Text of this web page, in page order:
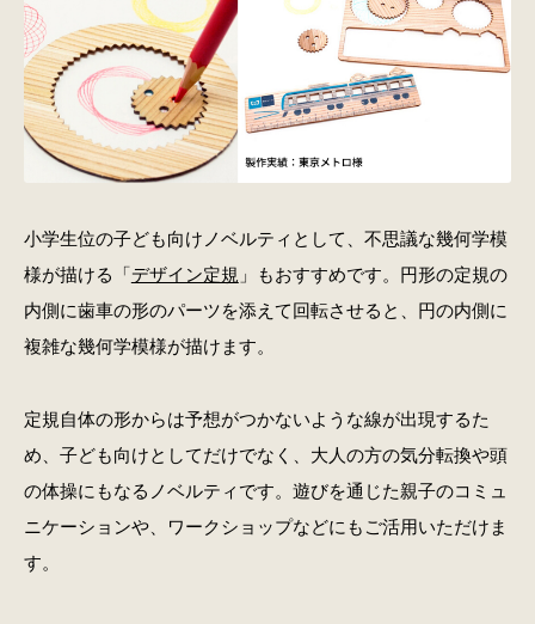
小学生位の子ども向けノベルティとして、不思議な幾何学模
様が描ける「デザイン定規 」もおすすめです。円形の定規の
内側に歯車の形のパーツを添えて回転させると、円の内側に
複雑な幾何学模様が描けます。
定規自体の形からは予想がつかないような線が出現するた
め、子ども向けとしてだけでなく、大人の方の気分転換や頭
の体操にもなるノベルティです。遊びを通じた親子のコミュ
ニケーションや、ワークショップなどにもご活用いただけま
す。